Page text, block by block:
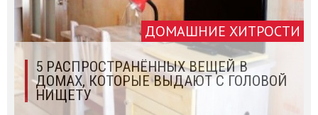
ДОМАШНИЕ ХИТРОСТИ
5 РАСПРОСТРАНЁННЫХ ВЕЩЕЙ В
ДОМАХ, КОТОРЫЕ ВЫДАЮТ С ГОЛОВОЙ
НИЩЕТУ